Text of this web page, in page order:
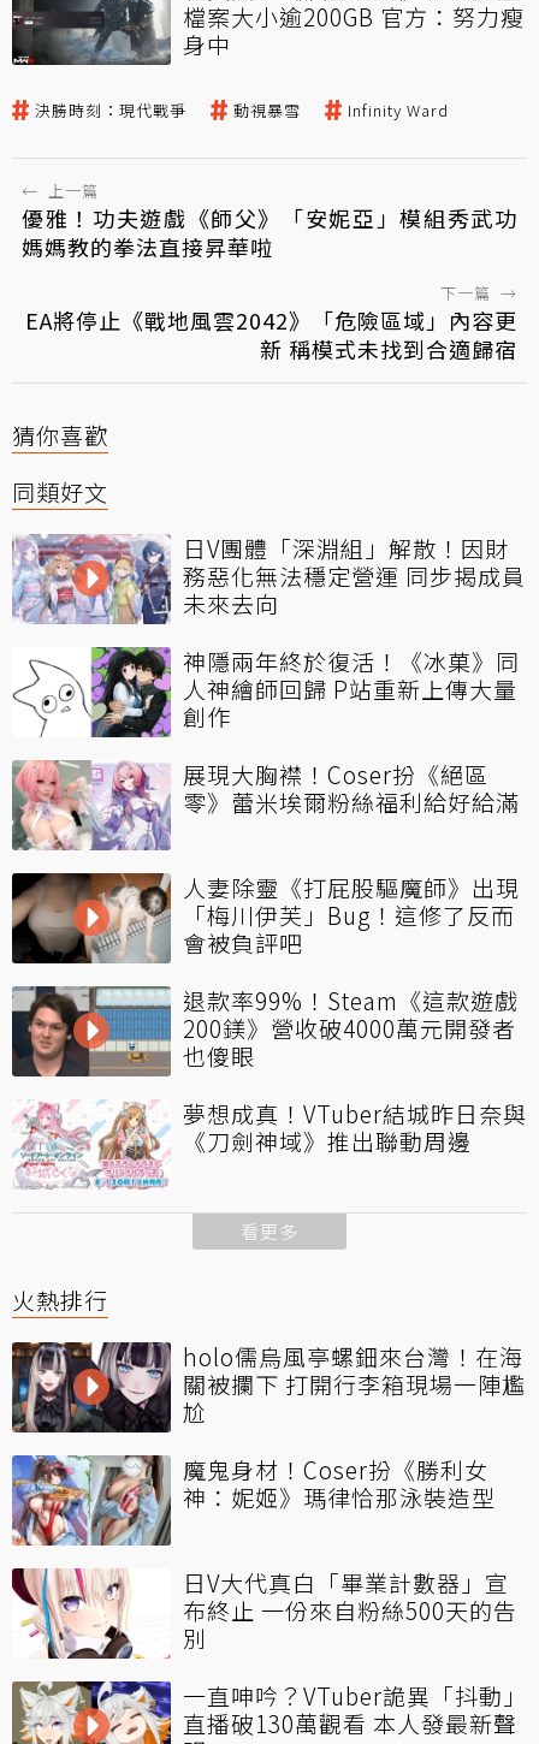
檔案大小逾200GB 官方：努力瘦
身中
決勝時刻：現代戰爭 動視暴雪 Infinity Ward
← 上一篇
優雅！功夫遊戲《師父》「安妮亞」模組秀武功
媽媽教的拳法直接昇華啦
下一篇 →
EA將停止《戰地風雲2042》「危險區域」內容更
新 稱模式未找到合適歸宿
猜你喜歡
同類好文
日V團體「深淵組」解散！因財
務惡化無法穩定營運 同步揭成員
未來去向
神隱兩年終於復活！《冰菓》同
人神繪師回歸 P站重新上傳大量
創作
展現大胸襟！Coser扮《絕區
零》蕾米埃爾粉絲福利給好給滿
人妻除靈《打屁股驅魔師》出現
「梅川伊芙」Bug！這修了反而
會被負評吧
退款率99%！Steam《這款遊戲
200鎂》營收破4000萬元開發者
也傻眼
夢想成真！VTuber結城昨日奈與
《刀劍神域》推出聯動周邊
看更多
火熱排行
holo儒烏風亭螺鈿來台灣！在海
關被攔下 打開行李箱現場一陣尷
尬
魔鬼身材！Coser扮《勝利女
神：妮姬》瑪律恰那泳裝造型
日V大代真白「畢業計數器」宣
布終止 一份來自粉絲500天的告
別
一直呻吟？VTuber詭異「抖動」
直播破130萬觀看 本人發最新聲